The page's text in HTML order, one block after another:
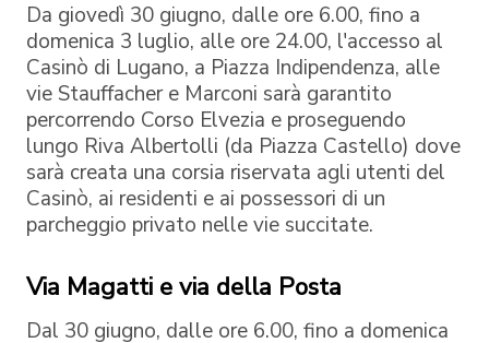
Da giovedì 30 giugno, dalle ore 6.00, fino a
domenica 3 luglio, alle ore 24.00, l'accesso al
Casinò di Lugano, a Piazza Indipendenza, alle
vie Stauffacher e Marconi sarà garantito
percorrendo Corso Elvezia e proseguendo
lungo Riva Albertolli (da Piazza Castello) dove
sarà creata una corsia riservata agli utenti del
Casinò, ai residenti e ai possessori di un
parcheggio privato nelle vie succitate.
Via Magatti e via della Posta
Dal 30 giugno, dalle ore 6.00, fino a domenica